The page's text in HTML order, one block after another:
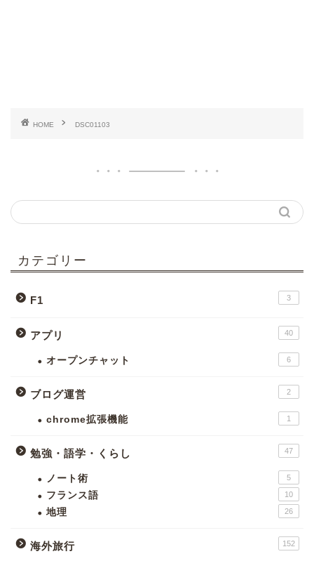
HOME DSC01103
カテゴリー
F1 3
アプリ 40
オープンチャット 6
ブログ運営 2
chrome拡張機能 1
勉強・語学・くらし 47
ノート術 5
フランス語 10
地理 26
海外旅行 152